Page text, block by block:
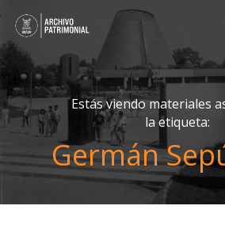
Estás viendo materiales
la etiqueta:
Germán